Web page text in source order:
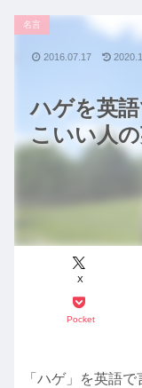
ハゲを英
こいい人
名言
X
Pocket
2016.07.17
「ハゲ」を英語